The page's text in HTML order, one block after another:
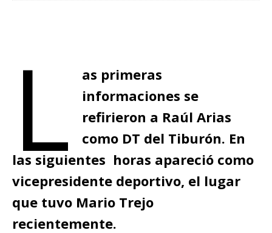
L
as primeras
informaciones se
refirieron a Raúl Arias
como DT del Tiburón. En
las siguientes horas apareció como
vicepresidente deportivo, el lugar
que tuvo Mario Trejo
recientemente.